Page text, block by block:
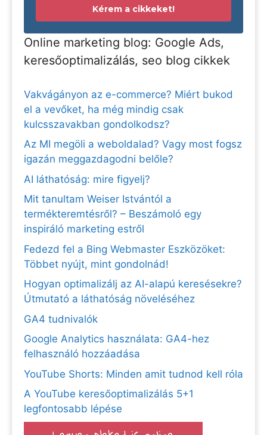
Kérem a cikkeket!
Online marketing blog: Google Ads,
keresőoptimalizálás, seo blog cikkek
Vakvágányon az e-commerce? Miért bukod
el a vevőket, ha még mindig csak
kulcsszavakban gondolkodsz?
Az MI megöli a weboldalad? Vagy most fogsz
igazán meggazdagodni belőle?
AI láthatóság: mire figyelj?
Mit tanultam Weiser Istvántól a
termékteremtésről? – Beszámoló egy
inspiráló marketing estről
Fedezd fel a Bing Webmaster Eszközöket:
Többet nyújt, mint gondolnád!
Hogyan optimalizálj az AI-alapú keresésekre?
Útmutató a láthatóság növeléséhez
GA4 tudnivalók
Google Analytics használata: GA4-hez
felhasználó hozzáadása
YouTube Shorts: Minden amit tudnod kell róla
A YouTube keresőoptimalizálás 5+1
legfontosabb lépése